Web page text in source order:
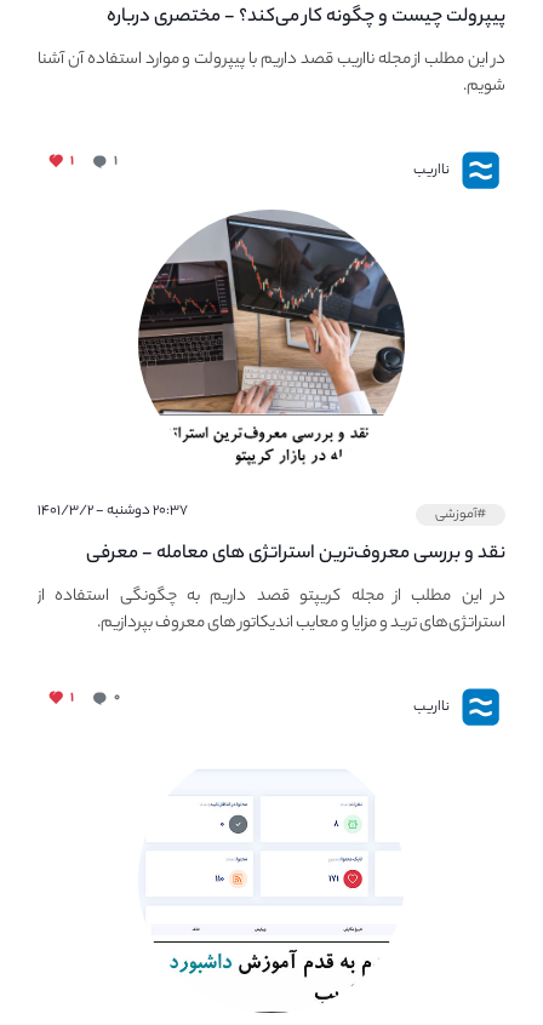
پیپر‌ولت چیست و چگونه کار می‌کند؟ - مختصری درباره
PaperWallet
در این مطلب از مجله نااریب قصد داریم با پیپر‌ولت و موارد استفاده آن آشنا
شویم.
نااریب ۱ ۱
#آموزشی ۲۰:۳۷ دوشنبه - ۱۴۰۱/۳/۲
نقد و بررسی معروف‌ترین استراتژی های معامله - معرفی
استراتژی های مهم ترید در بازار کریپتو
در این مطلب از مجله کریپتو قصد داریم به چگونگی استفاده از
استراتژی‌های ترید و مزایا و معایب اندیکاتور های معروف بپردازیم.
نااریب ۰ ۱